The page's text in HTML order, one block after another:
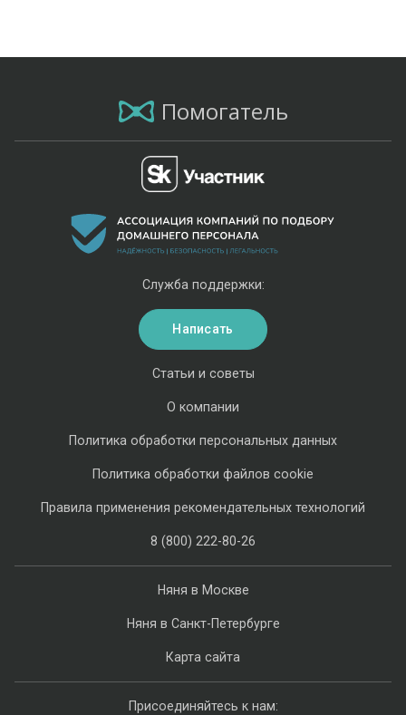
Помогатель
Няня в Москве
Няня в Санкт-Петербурге
Карта сайта
Статьи и советы
О компании
Политика обработки персональных данных
Политика обработки файлов cookie
Правила применения рекомендательных технологий
8 (800) 222-80-26
Служба поддержки:
Написать
Присоединяйтесь к нам: